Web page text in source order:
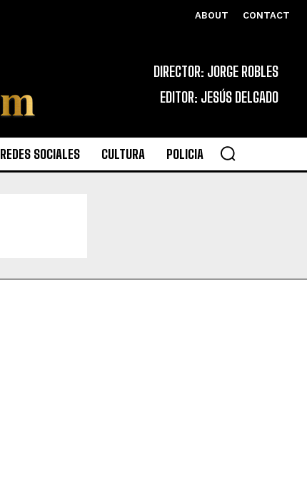
ABOUT CONTACT
DIRECTOR: JORGE ROBLES
EDITOR: JESÚS DELGADO
REDES SOCIALES CULTURA POLICIA